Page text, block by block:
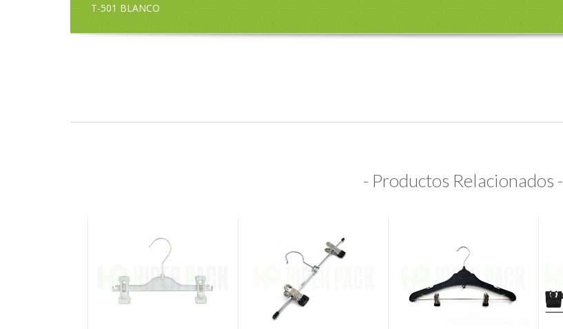
T-501 BLANCO
- Productos Relacionados -